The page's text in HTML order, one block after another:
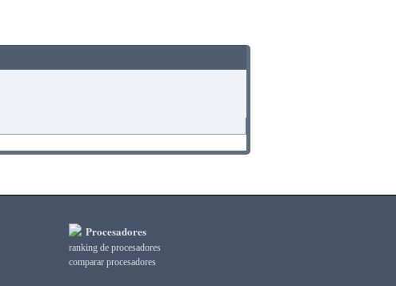
Procesadores
ranking de procesadores
comparar procesadores